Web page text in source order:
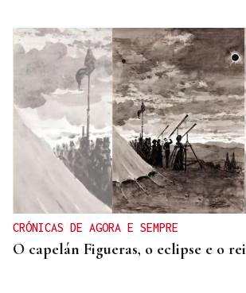
CRÓNICAS DE AGORA E SEMPRE
O capelán Figueras, o eclipse e o rei